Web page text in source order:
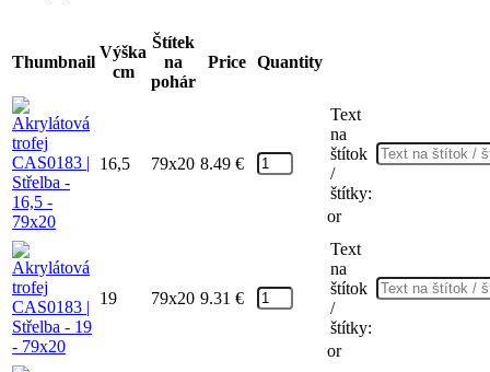
Thumbnail
Výška
cm
Štítek
na
pohár
Price Quantity
16,5 79x20 8.49 €
Text
na
štítok
/
štítky:
or
19 79x20 9.31 €
Text
na
štítok
/
štítky:
or